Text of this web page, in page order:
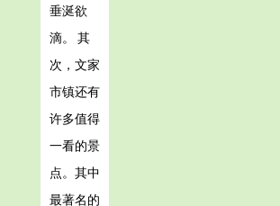
垂涎欲
滴。 其
次，文家
市镇还有
许多值得
一看的景
点。其中
最著名的